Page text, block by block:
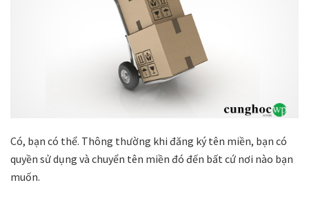
Có, bạn có thể. Thông thường khi đăng ký tên miền, bạn có
quyền sử dụng và chuyển tên miền đó đến bất cứ nơi nào bạn
muốn.